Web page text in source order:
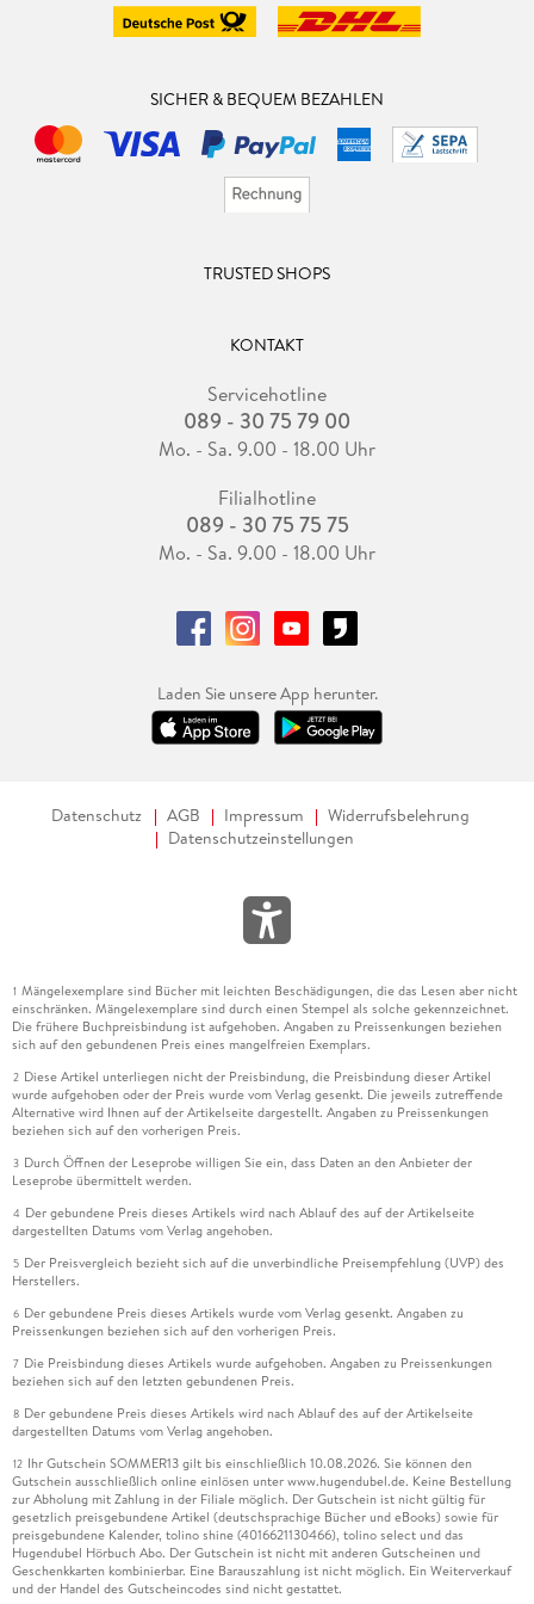
herumgedruckst wird - oder eben auch im Leben selbst. Dafür
gefiel mir sehr gut, dass die Geschichte nicht in einer fiktiven
Auftakt einer modernen Fantasy Reihe, der mich sehr gut
unterhalten hat.
SICHER & BEQUEM BEZAHLEN
TRUSTED SHOPS
KONTAKT
Servicehotline
089 - 30 75 79 00
Mo. - Sa. 9.00 - 18.00 Uhr
Filialhotline
089 - 30 75 75 75
Mo. - Sa. 9.00 - 18.00 Uhr
Laden Sie unsere App herunter.
Datenschutz AGB Impressum
Widerrufsbelehrung
Datenschutzeinstellungen
1 Mängelexemplare sind Bücher mit leichten Beschädigungen, die das Lesen aber nicht
einschränken. Mängelexemplare sind durch einen Stempel als solche gekennzeichnet.
Die frühere Buchpreisbindung ist aufgehoben. Angaben zu Preissenkungen beziehen
sich auf den gebundenen Preis eines mangelfreien Exemplars.
2 Diese Artikel unterliegen nicht der Preisbindung, die Preisbindung dieser Artikel
wurde aufgehoben oder der Preis wurde vom Verlag gesenkt. Die jeweils zutreffende
Alternative wird Ihnen auf der Artikelseite dargestellt. Angaben zu Preissenkungen
beziehen sich auf den vorherigen Preis.
3 Durch Öffnen der Leseprobe willigen Sie ein, dass Daten an den Anbieter der
Leseprobe übermittelt werden.
4 Der gebundene Preis dieses Artikels wird nach Ablauf des auf der Artikelseite
dargestellten Datums vom Verlag angehoben.
5 Der Preisvergleich bezieht sich auf die unverbindliche Preisempfehlung (UVP) des
Herstellers.
6 Der gebundene Preis dieses Artikels wurde vom Verlag gesenkt. Angaben zu
Preissenkungen beziehen sich auf den vorherigen Preis.
7 Die Preisbindung dieses Artikels wurde aufgehoben. Angaben zu Preissenkungen
beziehen sich auf den letzten gebundenen Preis.
8 Der gebundene Preis dieses Artikels wird nach Ablauf des auf der Artikelseite
dargestellten Datums vom Verlag angehoben.
12 Ihr Gutschein SOMMER13 gilt bis einschließlich 10.08.2026. Sie können den
Gutschein ausschließlich online einlösen unter www.hugendubel.de. Keine Bestellung
zur Abholung mit Zahlung in der Filiale möglich. Der Gutschein ist nicht gültig für
gesetzlich preisgebundene Artikel (deutschsprachige Bücher und eBooks) sowie für
preisgebundene Kalender, tolino shine (4016621130466), tolino select und das
Hugendubel Hörbuch Abo. Der Gutschein ist nicht mit anderen Gutscheinen und
Geschenkkarten kombinierbar. Eine Barauszahlung ist nicht möglich. Ein Weiterverkauf
und der Handel des Gutscheincodes sind nicht gestattet.